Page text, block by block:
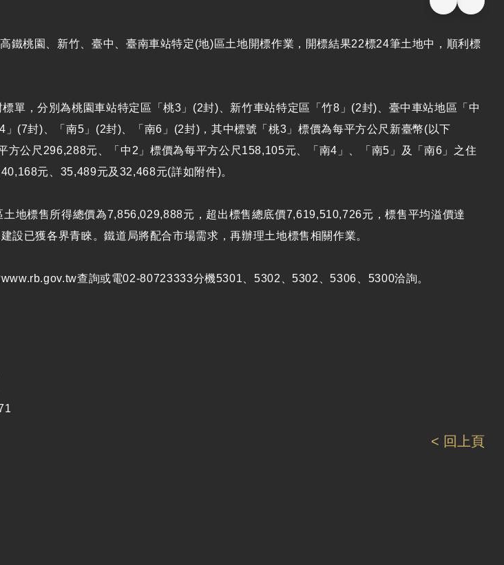
鐵桃園、新竹、臺中、臺南車站特定(地)區土地開標作業，開標結果22標24筆土地中，順利標
單，分別為桃園車站特定區「桃3」(2封)、新竹車站特定區「竹8」(2封)、臺中車站地區「中
」(7封)、「南5」(2封)、「南6」(2封)，其中標號「桃3」標價為每平方公尺新臺幣(以下
方公尺296,288元、「中2」標價為每平方公尺158,105元、「南4」、「南5」及「南6」之住
元、35,489元及32,468元(詳如附件)。
地標售所得總價為7,856,029,888元，超出標售總底價7,619,510,726元，標售平均溢價達
設已獲各界青睞。鐵道局將配合市場需求，再辦理土地標售相關作業。
查詢或電02-80723333分機5301、5302、5302、5306、5300洽詢。
< 回上頁